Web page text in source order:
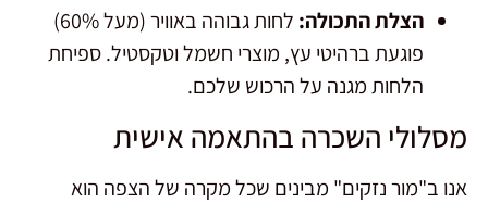
הצלת התכולה:
לחות גבוהה באוויר (מעל 60%)
פוגעת ברהיטי עץ, מוצרי חשמל וטקסטיל. ספיחת
הלחות מגנה על הרכוש שלכם.
מסלולי השכרה בהתאמה אישית
אנו ב"מור נזקים" מבינים שכל מקרה של הצפה הוא